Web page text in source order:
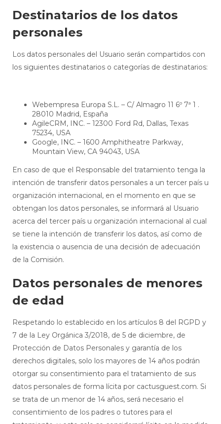
Destinatarios de los datos
personales
Los datos personales del Usuario serán compartidos con
los siguientes destinatarios o categorías de destinatarios:
Webempresa Europa S.L. – C/ Almagro 11 6º 7ª 1 .
28010 Madrid, España
AgileCRM, INC. – 12300 Ford Rd, Dallas, Texas
75234, USA
Google, INC. – 1600 Amphitheatre Parkway,
Mountain View, CA 94043, USA
En caso de que el Responsable del tratamiento tenga la
intención de transferir datos personales a un tercer país u
organización internacional, en el momento en que se
obtengan los datos personales, se informará al Usuario
acerca del tercer país u organización internacional al cual
se tiene la intención de transferir los datos, así como de
la existencia o ausencia de una decisión de adecuación
de la Comisión.
Datos personales de menores
de edad
Respetando lo establecido en los artículos 8 del RGPD y
7 de la Ley Orgánica 3/2018, de 5 de diciembre, de
Protección de Datos Personales y garantía de los
derechos digitales, solo los mayores de 14 años podrán
otorgar su consentimiento para el tratamiento de sus
datos personales de forma lícita por cactusguest.com. Si
se trata de un menor de 14 años, será necesario el
consentimiento de los padres o tutores para el